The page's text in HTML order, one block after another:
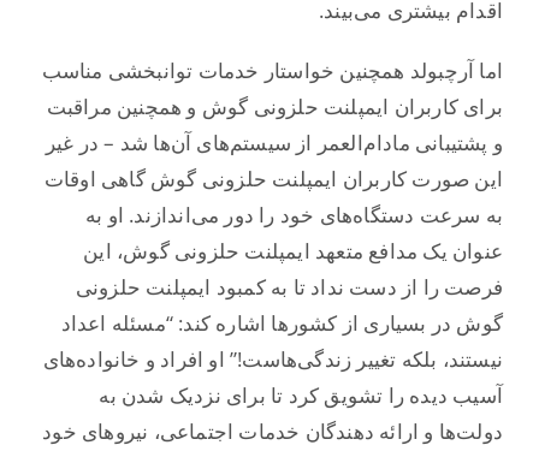
اقدام بیشتری می‌بیند.
اما آرچبولد همچنین خواستار خدمات توانبخشی مناسب
برای کاربران ایمپلنت حلزونی گوش و همچنین مراقبت
و پشتیبانی مادام‌العمر از سیستم‌های آن‌ها شد – در غیر
این صورت کاربران ایمپلنت حلزونی گوش گاهی اوقات
به سرعت دستگاه‌های خود را دور می‌اندازند. او به
عنوان یک مدافع متعهد ایمپلنت حلزونی گوش، این
فرصت را از دست نداد تا به کمبود ایمپلنت حلزونی
گوش در بسیاری از کشورها اشاره کند: “مسئله اعداد
نیستند، بلکه تغییر زندگی‌هاست!” او افراد و خانواده‌های
آسیب دیده را تشویق کرد تا برای نزدیک شدن به
دولت‌ها و ارائه‌ دهندگان خدمات اجتماعی، نیروهای خود